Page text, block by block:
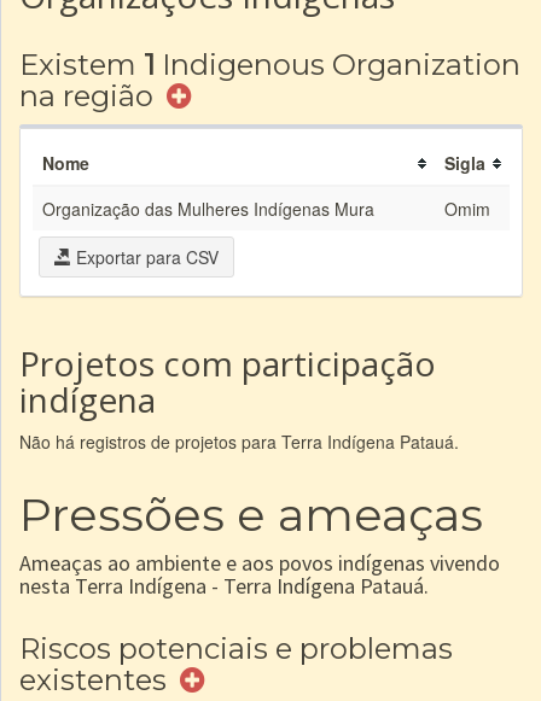
Existem 1 Indigenous Organization
na região
Nome
Sigla
Organização das Mulheres Indígenas Mura
Omim
Exportar para CSV
Projetos com participação
indígena
Não há registros de projetos para Terra Indígena Patauá.
Pressões e ameaças
Ameaças ao ambiente e aos povos indígenas vivendo
nesta Terra Indígena - Terra Indígena Patauá.
Riscos potenciais e problemas
existentes